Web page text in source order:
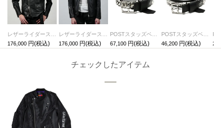
176,000
176,000
POSTスタッズベルト-DOUBLE-
67,100
POSTスタッズベルト-SINGLE-
46,200
チェックしたアイテム